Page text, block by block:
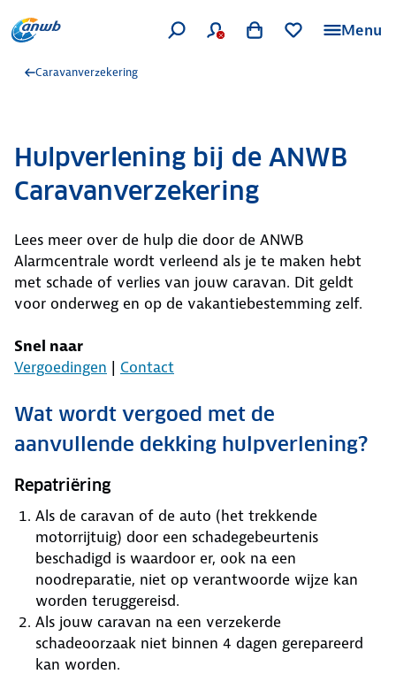
Menu
Caravanverzekering
Hulpverlening bij de ANWB
Caravanverzekering
Lees meer over de hulp die door de ANWB
Alarmcentrale wordt verleend als je te maken hebt
met schade of verlies van jouw caravan. Dit geldt
voor onderweg en op de vakantiebestemming zelf.
Snel naar
Vergoedingen | Contact
Wat wordt vergoed met de
aanvullende dekking hulpverlening?
Repatriëring
Als de caravan of de auto (het trekkende
motorrijtuig) door een schadegebeurtenis
beschadigd is waardoor er, ook na een
noodreparatie, niet op verantwoorde wijze kan
worden teruggereisd.
Als jouw caravan na een verzekerde
schadeoorzaak niet binnen 4 dagen gerepareerd
kan worden.